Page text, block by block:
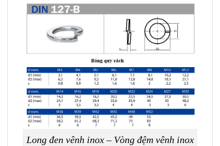
Long đen vênh inox – Vòng đệm vênh inox